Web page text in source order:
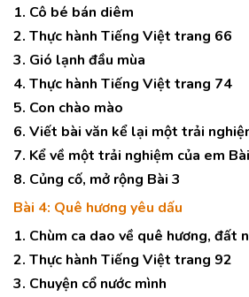
1. Cô bé bán diêm
2. Thực hành Tiếng Việt trang 66
3. Gió lạnh đầu mùa
4. Thực hành Tiếng Việt trang 74
5. Con chào mào
6. Viết bài văn kể lại một trải
7. Kể về một trải nghiệm của em
8. Củng cố, mở rộng Bài 3
Bài 4: Quê hương yêu dấu
1. Chùm ca dao về quê hương, đất
2. Thực hành Tiếng Việt trang 92
3. Chuyện cổ nước mình